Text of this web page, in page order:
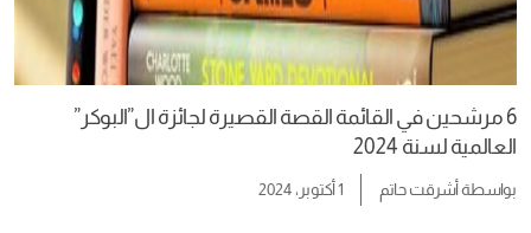
6 مرشحين في القائمة القصة القصيرة لجائزة ال”البوكر”
العالمية لسنة 2024
بواسطةأشرقت حاتم 1 أكتوبر، 2024